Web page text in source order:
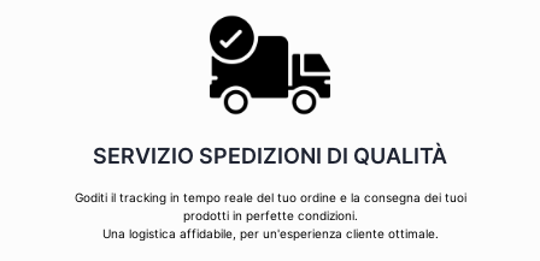
SERVIZIO SPEDIZIONI DI QUALITÀ
Goditi il tracking in tempo reale del tuo ordine e la consegna dei tuoi
prodotti in perfette condizioni.
Una logistica affidabile, per un'esperienza cliente ottimale.